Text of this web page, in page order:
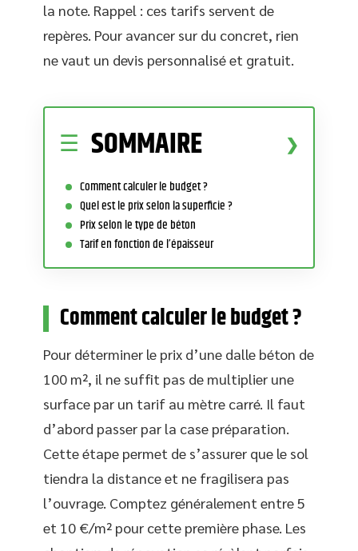
la note. Rappel : ces tarifs servent de
repères. Pour avancer sur du concret, rien
ne vaut un devis personnalisé et gratuit.
SOMMAIRE
Comment calculer le budget ?
Quel est le prix selon la superficie ?
Prix selon le type de béton
Tarif en fonction de l’épaisseur
Comment calculer le budget ?
Pour déterminer le prix d’une dalle béton de
100 m², il ne suffit pas de multiplier une
surface par un tarif au mètre carré. Il faut
d’abord passer par la case préparation.
Cette étape permet de s’assurer que le sol
tiendra la distance et ne fragilisera pas
l’ouvrage. Comptez généralement entre 5
et 10 €/m² pour cette première phase. Les